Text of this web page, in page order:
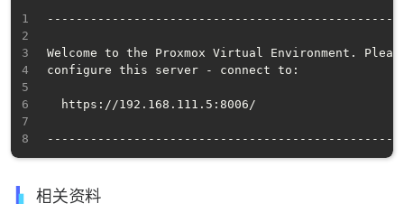
Welcome to the Proxmox Virtual Environment.
configure this server - connect to:
  https://192.168.111.5:8006/
相关资料